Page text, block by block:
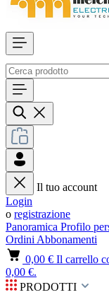
Il tuo account
Login
o registrazione
Panoramica Profilo
Ordini Abbonamenti
0,00 € Il carrello
0,00 €.
PRODOTTI